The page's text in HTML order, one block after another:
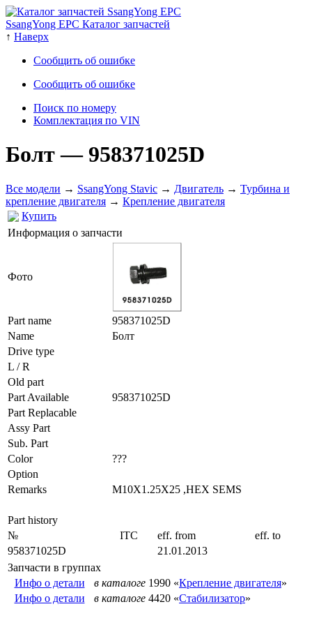
SsangYong EPC Каталог запчастей
↑ Наверх
Сообщить об ошибке
Сообщить об ошибке
Поиск по номеру
Комплектация по VIN
Болт— 958371025D
Все модели → SsangYong Stavic → Двигатель → Турбина и
крепление двигателя → Крепление двигателя
Купить
Информация о запчасти
Фото
Part name
958371025D
Name
Болт
Drive type
L / R
Old part
Part Available
958371025D
Part Replacable
Assy Part
Sub. Part
Color
???
Option
Remarks
M10X1.25X25 ,HEX SEMS
Part history
№
ITC eff. from
eff. to
958371025D
21.01.2013
Запчасти в группах
Инфо о детали
в каталоге 1990 «Крепление двигателя»
Инфо о детали
в каталоге 4420 «Стабилизатор»